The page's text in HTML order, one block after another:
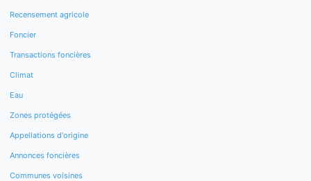
Recensement agricole
Foncier
Transactions foncières
Climat
Eau
Zones protégées
Appellations d'origine
Annonces foncières
Communes voisines